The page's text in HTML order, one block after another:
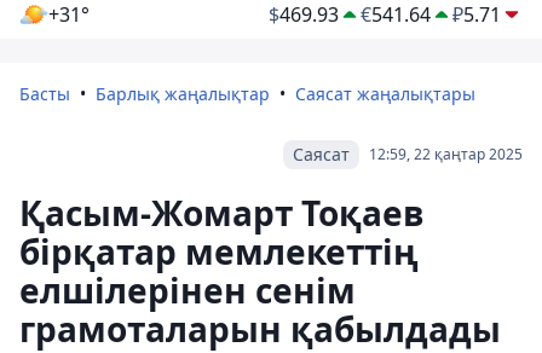
+31° $469.93 €541.64 ₽5.71
Басты Барлық жаңалықтар Саясат жаңалықтары
12:59, 22 қаңтар 2025
Саясат
Қасым-Жомарт Тоқаев
бірқатар мемлекеттің
елшілерінен сенім
грамоталарын қабылдады